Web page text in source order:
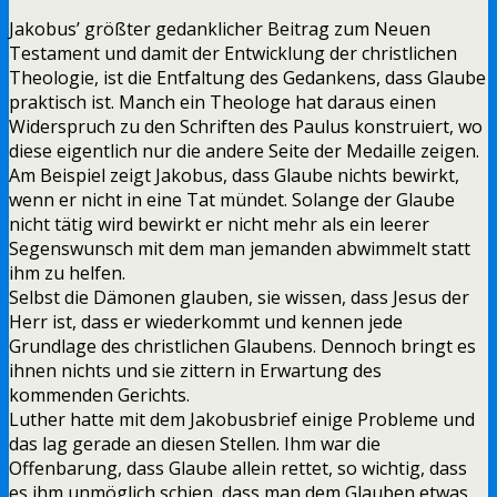
Jakobus’ größter gedanklicher Beitrag zum Neuen
Testament und damit der Entwicklung der christlichen
Theologie, ist die Entfaltung des Gedankens, dass Glaube
praktisch ist. Manch ein Theologe hat daraus einen
Widerspruch zu den Schriften des Paulus konstruiert, wo
diese eigentlich nur die andere Seite der Medaille zeigen.
Am Beispiel zeigt Jakobus, dass Glaube nichts bewirkt,
wenn er nicht in eine Tat mündet. Solange der Glaube
nicht tätig wird bewirkt er nicht mehr als ein leerer
Segenswunsch mit dem man jemanden abwimmelt statt
ihm zu helfen.
Selbst die Dämonen glauben, sie wissen, dass Jesus der
Herr ist, dass er wiederkommt und kennen jede
Grundlage des christlichen Glaubens. Dennoch bringt es
ihnen nichts und sie zittern in Erwartung des
kommenden Gerichts.
Luther hatte mit dem Jakobusbrief einige Probleme und
das lag gerade an diesen Stellen. Ihm war die
Offenbarung, dass Glaube allein rettet, so wichtig, dass